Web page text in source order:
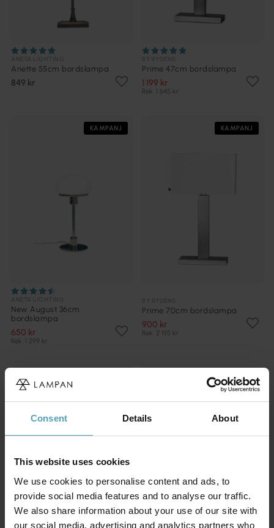
Consent Details About
This website uses cookies
We use cookies to personalise content and ads, to
provide social media features and to analyse our traffic.
We also share information about your use of our site with
our social media, advertising and analytics partners who
Anette 55cm bordslampa
849 kr
Prime 47cm bordslampa
1 199 kr
Rek. 1 645 kr
KAMPANJ
New August 36cm
bordslampa
650 kr
Rek. 1 299 kr
KAMPANJ
Prime 70cm bordslampa
900 kr
Rek. 2 195 kr